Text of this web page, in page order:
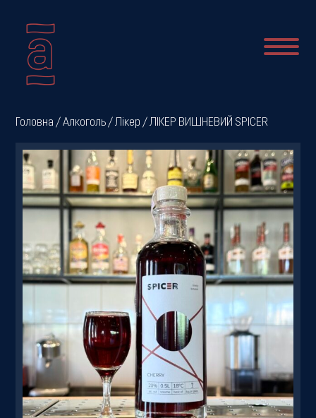
Про
нас
Новини
Меню
Галерея
Резервація
Головна /Алкоголь /Лікер / ЛІКЕР ВИШНЕВИЙ SPICER